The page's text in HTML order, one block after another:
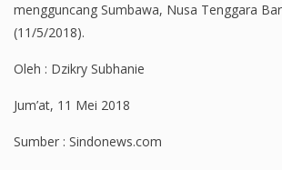
mengguncang Sumbawa, Nusa Tenggara
(11/5/2018).
Oleh : Dzikry Subhanie
Jum’at, 11 Mei 2018
Sumber : Sindonews.com